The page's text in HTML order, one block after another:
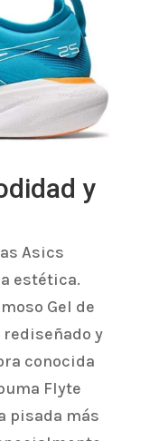
y
Asics
estética.
Gel de
y
conocida
Flyte
pisada más